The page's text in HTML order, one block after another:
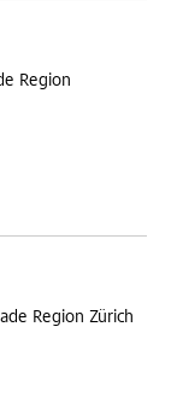
Region
Region Zürich